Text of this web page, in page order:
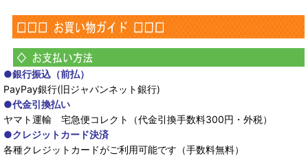
●銀行振込（前払）
PayPay銀行(旧ジャパンネット銀行)
●代金引換払い
ヤマト運輸 宅急便コレクト（代金引換手数料300円・外税）
●クレジットカード決済
各種クレジットカードがご利用可能です（手数料無料）